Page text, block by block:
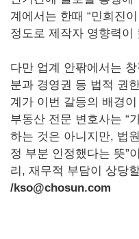
계에서는 한때 “민희진
정도로 제작자 영향력이
다만 업계 안팎에서는
분과 경영권 등 법적 권
계가 이번 갈등의 배경
부동산 전문 변호사는 “
하는 것은 아니지만, 법
정 부분 인정했다는 뜻”
리, 재무적 부담이 상당
/kso@chosun.com